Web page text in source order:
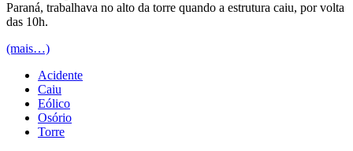
Paraná, trabalhava no alto da torre quando a estrutura caiu, por volta
das 10h.
(mais…)
Acidente
Caiu
Eólico
Osório
Torre